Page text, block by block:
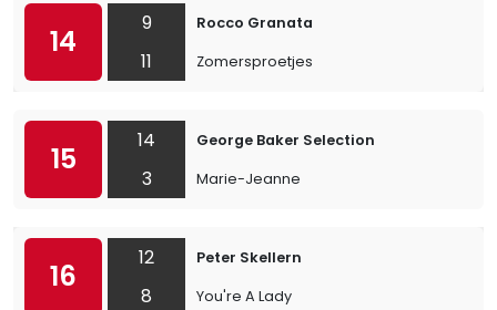
14
9
11
Rocco Granata
Zomersproetjes
15
14
3
George Baker Selection
Marie-Jeanne
16
12
8
Peter Skellern
You're A Lady